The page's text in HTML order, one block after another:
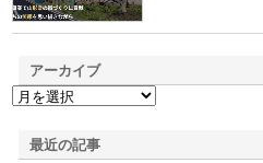
アーカイブ
最近の記事